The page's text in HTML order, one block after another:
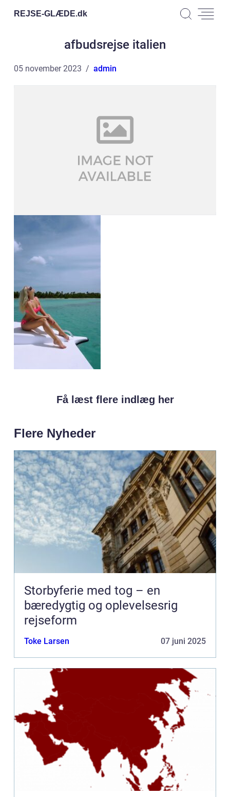
REJSE-GLÆDE.dk
afbudsrejse italien
05 november 2023 admin
Få læst flere indlæg her
Flere Nyheder
Storbyferie med tog – en
bæredygtig og oplevelsesrig
rejseform
Toke Larsen 07 juni 2025